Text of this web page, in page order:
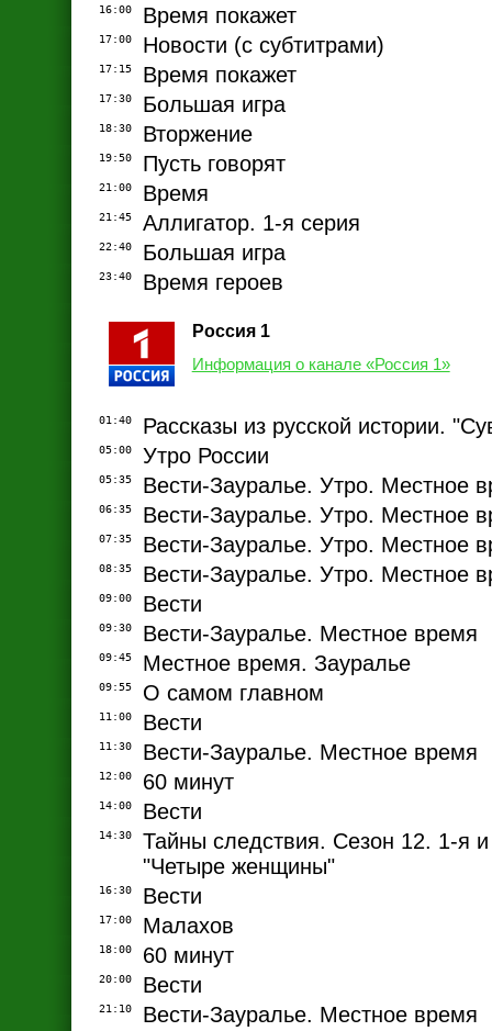
16:00 Время покажет
17:00 Новости (с субтитрами)
17:15 Время покажет
17:30 Большая игра
18:30 Вторжение
19:50 Пусть говорят
21:00 Время
21:45 Аллигатор. 1-я серия
22:40 Большая игра
23:40 Время героев
Россия 1
Информация о канале «Россия 1»
01:40 Рассказы из русской истории.
05:00 Утро России
05:35 Вести-Зауралье. Утро. Местное
06:35 Вести-Зауралье. Утро. Местное
07:35 Вести-Зауралье. Утро. Местное
08:35 Вести-Зауралье. Утро. Местное
09:00 Вести
09:30 Вести-Зауралье. Местное время
09:45 Местное время. Зауралье
09:55 О самом главном
11:00 Вести
11:30 Вести-Зауралье. Местное время
12:00 60 минут
14:00 Вести
14:30
Тайны следствия. Сезон 12. 1-я
"Четыре женщины"
16:30 Вести
17:00 Малахов
18:00 60 минут
20:00 Вести
21:10 Вести-Зауралье. Местное время